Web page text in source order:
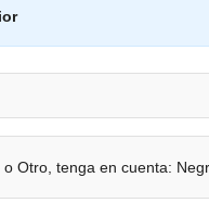
Otro, tenga en cuenta: